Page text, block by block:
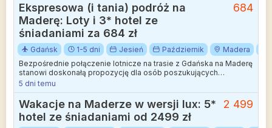
Ekspresowa (i tania) podróż na
Maderę: Loty i 3* hotel ze
śniadaniami za 684 zł
684
Gdańsk 1-5 dni Jesień Październik Madera
Bezpośrednie połączenie lotnicze na trasie z Gdańska na Maderę
stanowi doskonałą propozycję dla osób poszukujących
jesiennego wypoczynku nad Oceanem Atlantyckim. Loty
realizowane przez popularnego przewoźnika odbywają się w
komfortowych godzinach południowych, a podróż na tę
malowniczą wyspę trwa niewiele ponad pięć godzin.
5 dni temu
Wakacje na Maderze w wersji lux: 5*
hotel ze śniadaniami od 2499 zł
2 499